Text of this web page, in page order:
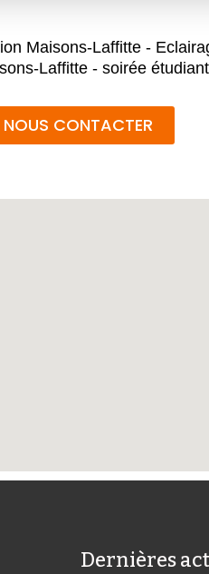
Maisons-Laffitte -
Laffitte - soirée
NOUS CONTACTER
Dernières